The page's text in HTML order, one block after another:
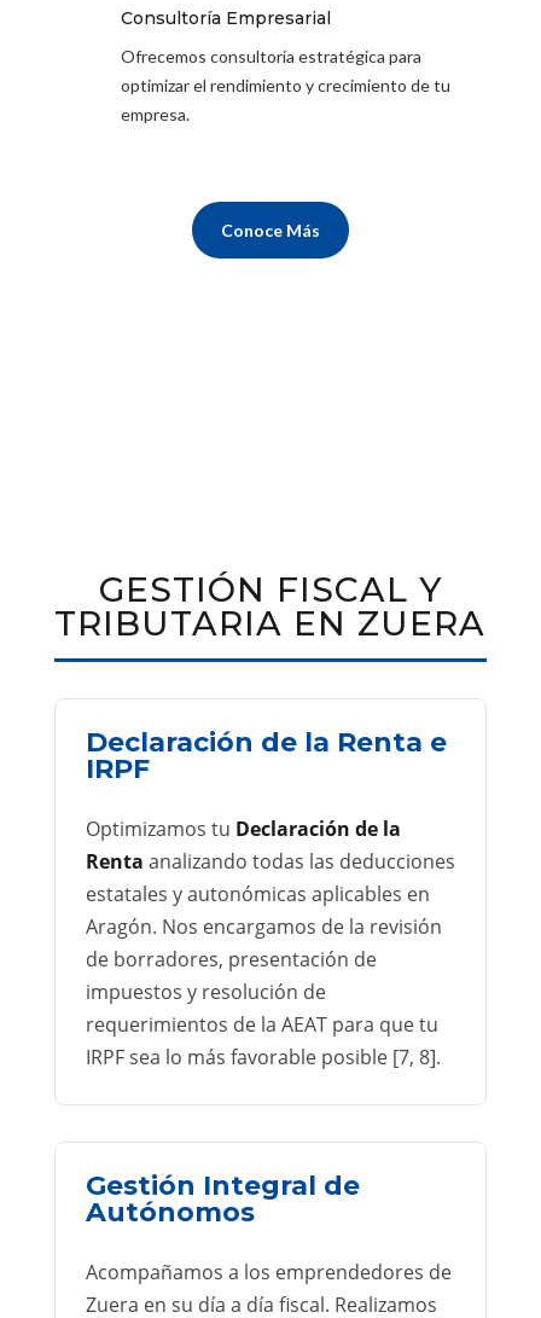
Consultoría Empresarial
Ofrecemos consultoría estratégica para
optimizar el rendimiento y crecimiento de tu
empresa.
Conoce Más
GESTIÓN FISCAL Y
TRIBUTARIA EN ZUERA
Declaración de la Renta e
IRPF
Optimizamos tu Declaración de la
Renta analizando todas las deducciones
estatales y autonómicas aplicables en
Aragón. Nos encargamos de la revisión
de borradores, presentación de
impuestos y resolución de
requerimientos de la AEAT para que tu
IRPF sea lo más favorable posible [7, 8].
Gestión Integral de
Autónomos
Acompañamos a los emprendedores de
Zuera en su día a día fiscal. Realizamos